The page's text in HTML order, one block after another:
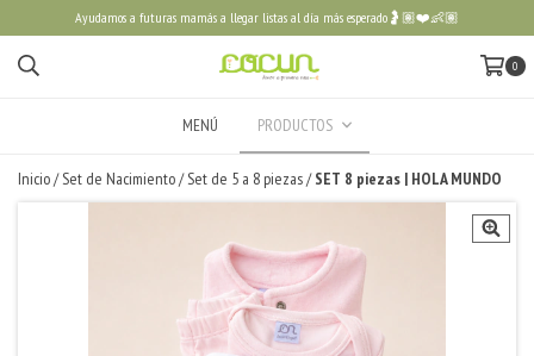
Ayudamos a futuras mamás a llegar listas al día más esperado🤰🏽❤️👶🏽
0
MENÚ PRODUCTOS
Inicio/Set de Nacimiento/Set de 5 a 8 piezas/ SET 8 piezas | HOLA MUNDO